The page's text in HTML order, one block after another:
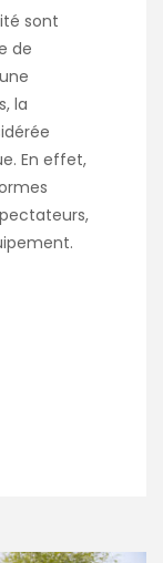
sont
de
la
En effet,